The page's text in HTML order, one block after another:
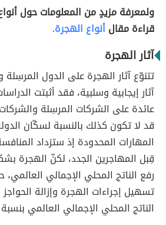
ولمعرفة مزيدٍ من المعلومات حول
قراءة مقالأنواع الهجرة.
آثار الهجرة
تتنوّع آثار الهجرة على الدول
آثار إيجابية وسلبية، فقد أثبتت
عائدة على الشركات المرسِلة
قد لا تكون كذلك بالنسبة لسكّان
المهارات المحدودة إذ ستزداد
قِبل المهاجرين الجدد، لكنّ الهجرة
رفع الناتج المحلي الإجمالي
تسهيل إجراءات الهجرة وإزالة
الناتج المحلي الإجمالي العالمي بنسبة 67% إلى 147%.